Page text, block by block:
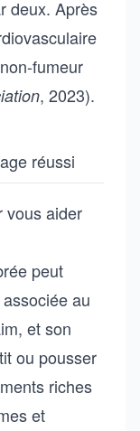
deux. Après
fumeur
, 2023).
réussi
vous aider
peut
au
et son
ou pousser
riches
et